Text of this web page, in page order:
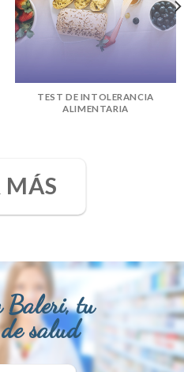
TEST DE INTOLERANCIA
ALIMENTARIA
MÁS
Baleri, tu
salud